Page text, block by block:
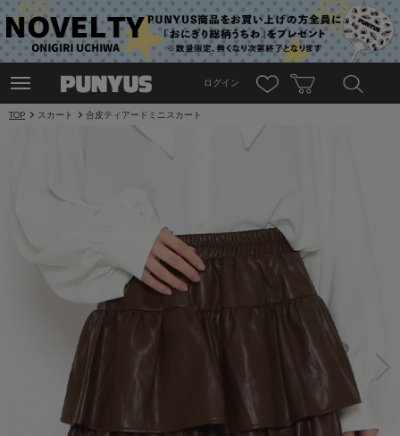
ログイン
TOP スカート 合皮ティアードミニスカート